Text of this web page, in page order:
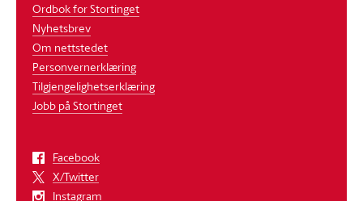
Ordbok for Stortinget
Nyhetsbrev
Om nettstedet
Personvernerklæring
Tilgjengelighetserklæring
Jobb på Stortinget
Facebook
X/Twitter
Instagram